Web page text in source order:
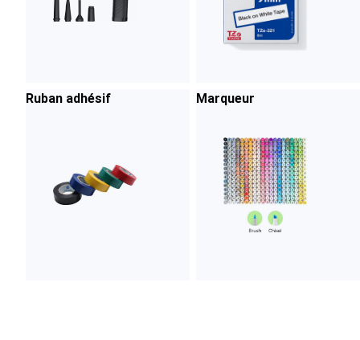
Ruban adhésif Marqueur